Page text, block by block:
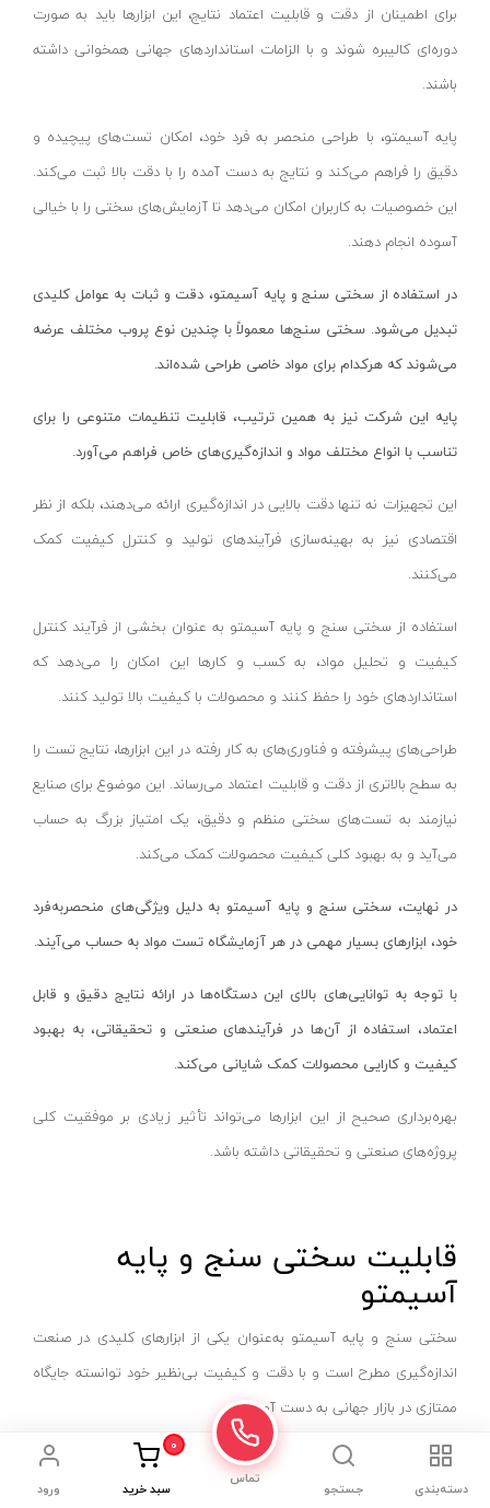
آبپاش
کیت‌های ابزار
جک
انواع چسب
تیغه‌های برش
بکس
انواع مته
اتو
سایر ابزار کارگاهی
دستگاه پرس
سه نظام
لوازم جانبی بخارشوی
تبدیل دریل به پمپ آب
کفش ایمنی
مرغک تراشکاری
متعلقات
دستکش صنعتی
روغن دان
عینک ایمنی
پاور بانک و کابل شارژر
غلتک سشوار
رینگ جمع کن
ماژیک
رفرکتومتر
اسپیکر
صفحه تقسیم
برای اطمینان از دقت و قابلیت اعتماد نتایج، این ابزارها باید به صورت
دوره‌ای کالیبره شوند و با الزامات استانداردهای جهانی همخوانی داشته
باشند.
پایه آسیمتو، با طراحی منحصر به فرد خود، امکان تست‌های پیچیده و
دقیق را فراهم می‌کند و نتایج به دست آمده را با دقت بالا ثبت می‌کند.
این خصوصیات به کاربران امکان می‌دهد تا آزمایش‌های سختی را با خیالی
آسوده انجام دهند.
در استفاده از سختی سنج و پایه آسیمتو، دقت و ثبات به عوامل کلیدی
تبدیل می‌شود. سختی سنج‌ها معمولاً با چندین نوع پروب مختلف عرضه
می‌شوند که هرکدام برای مواد خاصی طراحی شده‌اند.
پایه این شرکت نیز به همین ترتیب، قابلیت تنظیمات متنوعی را برای
تناسب با انواع مختلف مواد و اندازه‌گیری‌های خاص فراهم می‌آورد.
این تجهیزات نه تنها دقت بالایی در اندازه‌گیری ارائه می‌دهند، بلکه از نظر
اقتصادی نیز به بهینه‌سازی فرآیندهای تولید و کنترل کیفیت کمک
می‌کنند.
استفاده از سختی سنج و پایه آسیمتو به عنوان بخشی از فرآیند کنترل
کیفیت و تحلیل مواد، به کسب و کارها این امکان را می‌دهد که
استانداردهای خود را حفظ کنند و محصولات با کیفیت بالا تولید کنند.
طراحی‌های پیشرفته و فناوری‌های به کار رفته در این ابزارها، نتایج تست را
به سطح بالاتری از دقت و قابلیت اعتماد می‌رساند. این موضوع برای صنایع
نیازمند به تست‌های سختی منظم و دقیق، یک امتیاز بزرگ به حساب
می‌آید و به بهبود کلی کیفیت محصولات کمک می‌کند.
در نهایت، سختی سنج و پایه آسیمتو به دلیل ویژگی‌های منحصربه‌فرد
خود، ابزارهای بسیار مهمی در هر آزمایشگاه تست مواد به حساب می‌آیند.
با توجه به توانایی‌های بالای این دستگاه‌ها در ارائه نتایج دقیق و قابل
اعتماد، استفاده از آن‌ها در فرآیندهای صنعتی و تحقیقاتی، به بهبود
کیفیت و کارایی محصولات کمک شایانی می‌کند.
بهره‌برداری صحیح از این ابزارها می‌تواند تأثیر زیادی بر موفقیت کلی
پروژه‌های صنعتی و تحقیقاتی داشته باشد.
قابلیت سختی سنج و پایه
آسیمتو
سختی سنج و پایه آسیمتو به‌عنوان یکی از ابزارهای کلیدی در صنعت
اندازه‌گیری مطرح است و با دقت و کیفیت بی‌نظیر خود توانسته جایگاه
ممتازی در بازار جهانی به دست آورد.
این ابزار برای اندازه‌گیری سختی مواد مختلف مانند فلزات، پلاستیک‌ها، و
سرامیک‌ها مورد استفاده قرار می‌گیرد. اهمیت این ابزار به حدی است که
دسته‌بندی جستجو
تماس
0
سبد خرید ورود